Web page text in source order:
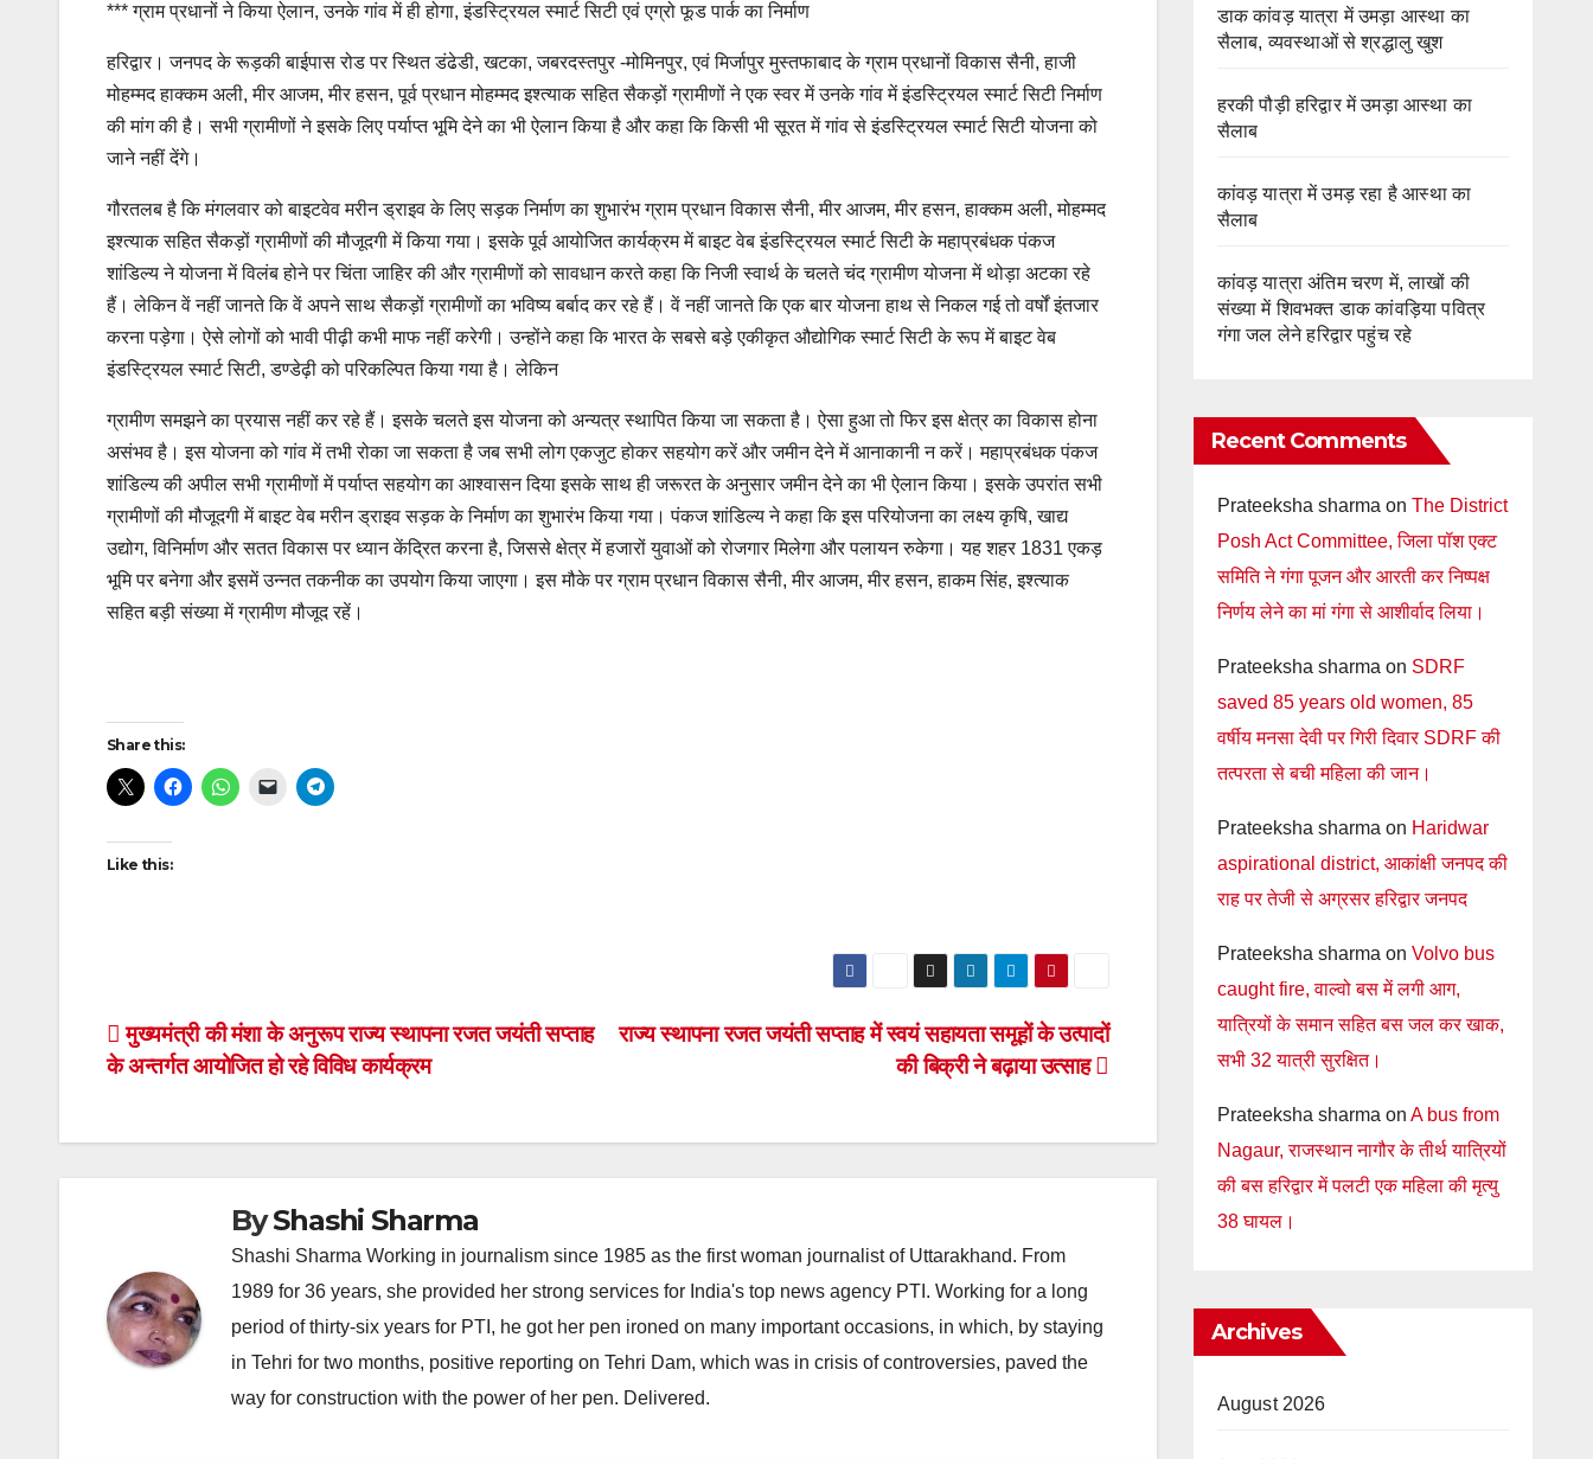
*** ग्राम प्रधानों ने किया ऐलान, उनके गांव में ही होगा, इंडस्ट्रियल स्मार्ट सिटी एवं एग्रो फूड पार्क का निर्माण
हरिद्वार। जनपद के रूड़की बाईपास रोड पर स्थित डंढेडी, खटका, जबरदस्तपुर -मोमिनपुर, एवं मिर्जापुर मुस्तफाबाद के ग्राम प्रधानों विकास सैनी, हाजी
मोहम्मद हाक्कम अली, मीर आजम, मीर हसन, पूर्व प्रधान मोहम्मद इश्त्याक सहित सैकड़ों ग्रामीणों ने एक स्वर में उनके गांव में इंडस्ट्रियल स्मार्ट सिटी निर्माण
की मांग की है। सभी ग्रामीणों ने इसके लिए पर्याप्त भूमि देने का भी ऐलान किया है और कहा कि किसी भी सूरत में गांव से इंडस्ट्रियल स्मार्ट सिटी योजना को
जाने नहीं देंगे।
गौरतलब है कि मंगलवार को बाइटवेव मरीन ड्राइव के लिए सड़क निर्माण का शुभारंभ ग्राम प्रधान विकास सैनी, मीर आजम, मीर हसन, हाक्कम अली, मोहम्मद
इश्त्याक सहित सैकड़ों ग्रामीणों की मौजूदगी में किया गया। इसके पूर्व आयोजित कार्यक्रम में बाइट वेब इंडस्ट्रियल स्मार्ट सिटी के महाप्रबंधक पंकज
शांडिल्य ने योजना में विलंब होने पर चिंता जाहिर की और ग्रामीणों को सावधान करते कहा कि निजी स्वार्थ के चलते चंद ग्रामीण योजना में थोड़ा अटका रहे
हैं। लेकिन वें नहीं जानते कि वें अपने साथ सैकड़ों ग्रामीणों का भविष्य बर्बाद कर रहे हैं। वें नहीं जानते कि एक बार योजना हाथ से निकल गई तो वर्षों इंतजार
करना पड़ेगा। ऐसे लोगों को भावी पीढ़ी कभी माफ नहीं करेगी। उन्होंने कहा कि भारत के सबसे बड़े एकीकृत औद्योगिक स्मार्ट सिटी के रूप में बाइट वेब
इंडस्ट्रियल स्मार्ट सिटी, डण्डेढ़ी को परिकल्पित किया गया है। लेकिन
ग्रामीण समझने का प्रयास नहीं कर रहे हैं। इसके चलते इस योजना को अन्यत्र स्थापित किया जा सकता है। ऐसा हुआ तो फिर इस क्षेत्र का विकास होना
असंभव है। इस योजना को गांव में तभी रोका जा सकता है जब सभी लोग एकजुट होकर सहयोग करें और जमीन देने में आनाकानी न करें। महाप्रबंधक पंकज
शांडिल्य की अपील सभी ग्रामीणों में पर्याप्त सहयोग का आश्वासन दिया इसके साथ ही जरूरत के अनुसार जमीन देने का भी ऐलान किया। इसके उपरांत सभी
ग्रामीणों की मौजूदगी में बाइट वेब मरीन ड्राइव सड़क के निर्माण का शुभारंभ किया गया। पंकज शांडिल्य ने कहा कि इस परियोजना का लक्ष्य कृषि, खाद्य
उद्योग, विनिर्माण और सतत विकास पर ध्यान केंद्रित करना है, जिससे क्षेत्र में हजारों युवाओं को रोजगार मिलेगा और पलायन रुकेगा। यह शहर 1831 एकड़
भूमि पर बनेगा और इसमें उन्नत तकनीक का उपयोग किया जाएगा। इस मौके पर ग्राम प्रधान विकास सैनी, मीर आजम, मीर हसन, हाकम सिंह, इश्त्याक
सहित बड़ी संख्या में ग्रामीण मौजूद रहें।
Post
navigation
Share this:
Like this:
Post
navigation
राज्य स्थापना रजत जयंती सप्ताह में स्वयं सहायता समूहों के उत्पादों
की बिक्री ने बढ़ाया उत्साह
मुख्यमंत्री की मंशा के अनुरूप राज्य स्थापना रजत जयंती सप्ताह
के अन्तर्गत आयोजित हो रहे विविध कार्यक्रम
ByShashi Sharma
Shashi Sharma Working in journalism since 1985 as the first woman journalist of Uttarakhand. From
1989 for 36 years, she provided her strong services for India's top news agency PTI. Working for a long
period of thirty-six years for PTI, he got her pen ironed on many important occasions, in which, by staying
in Tehri for two months, positive reporting on Tehri Dam, which was in crisis of controversies, paved the
way for construction with the power of her pen. Delivered.
डाक कांवड़ यात्रा में उमड़ा आस्था का
सैलाब, व्यवस्थाओं से श्रद्धालु खुश
हरकी पौड़ी हरिद्वार में उमड़ा आस्था का
सैलाब
कांवड़ यात्रा में उमड़ रहा है आस्था का
सैलाब
कांवड़ यात्रा अंतिम चरण में, लाखों की
संख्या में शिवभक्त डाक कांवड़िया पवित्र
गंगा जल लेने हरिद्वार पहुंच रहे
Recent Comments
Prateeksha sharma on The District
Posh Act Committee, जिला पॉश एक्ट
समिति ने गंगा पूजन और आरती कर निष्पक्ष
निर्णय लेने का मां गंगा से आशीर्वाद लिया।
Prateeksha sharma on SDRF
saved 85 years old women, 85
वर्षीय मनसा देवी पर गिरी दिवार SDRF की
तत्परता से बची महिला की जान।
Prateeksha sharma on Haridwar
aspirational district, आकांक्षी जनपद की
राह पर तेजी से अग्रसर हरिद्वार जनपद
Prateeksha sharma on Volvo bus
caught fire, वाल्वो बस में लगी आग,
यात्रियों के समान सहित बस जल कर खाक,
सभी 32 यात्री सुरक्षित।
Prateeksha sharma on A bus from
Nagaur, राजस्थान नागौर के तीर्थ यात्रियों
की बस हरिद्वार में पलटी एक महिला की मृत्यु
38 घायल।
Archives
August 2026